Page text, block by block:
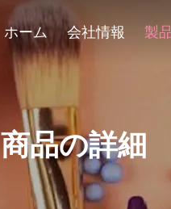
ホーム 会社情報 製
商品の詳細